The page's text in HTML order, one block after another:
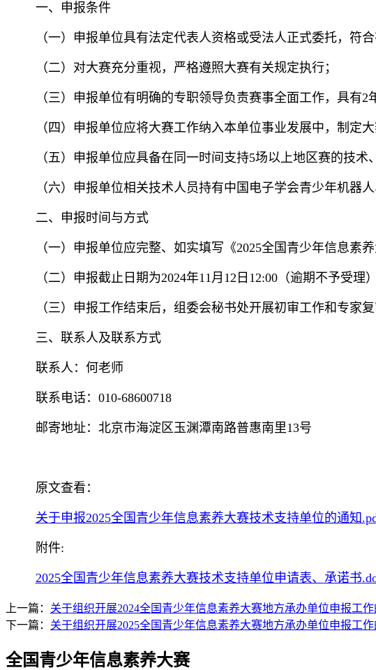
一、申报条件
（一）申报单位具有法定代表人资格或受法人正式委托，符
（二）对大赛充分重视，严格遵照大赛有关规定执行；
（三）申报单位有明确的专职领导负责赛事全面工作，具有2
（四）申报单位应将大赛工作纳入本单位事业发展中，制定
（五）申报单位应具备在同一时间支持5场以上地区赛的技术
（六）申报单位相关技术人员持有中国电子学会青少年机器
二、申报时间与方式
（一）申报单位应完整、如实填写《2025全国青少年信息素
（二）申报截止日期为2024年11月12 日 12:00（逾期不予受理）
（三）申报工作结束后，组委会秘书处开展初审工作和专家
三、联系人及联系方式
联系人：何老师
联系电话：010-68600718
邮寄地址： 北京市海淀区玉渊潭南路普惠南里13号
原文查看：
关于申报2025全国青少年信息素养大赛技术支持单位的通知
附件:
2025全国青少年信息素养大赛技术支持单位申请表、 承诺书
上一篇： 关于组织开展2024全国青少年信息素养大赛地方承办单位申报工作
下一篇： 关于组织开展2025全国青少年信息素养大赛地方承办单位申报工作
全国青少年信息素养大赛